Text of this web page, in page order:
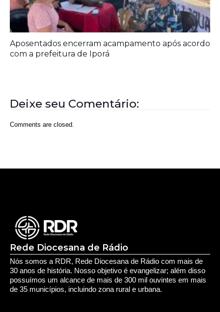
Aposentados encerram acampamento após acordo
com a prefeitura de Iporá
Deixe seu Comentário:
Comments are closed.
Rede Diocesana de Rádio
Nós somos a RDR, Rede Diocesana de Rádio com mais de
30 anos de história. Nosso objetivo é evangelizar; além disso
possuímos um alcance de mais de 300 mil ouvintes em mais
de 35 municípios, incluindo zona rural e urbana.